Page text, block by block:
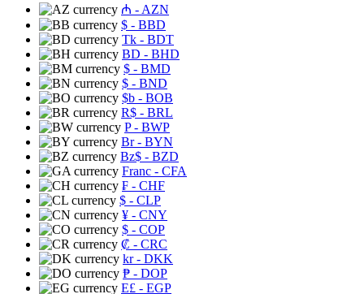
₼ - AZN
$ - BBD
Tk - BDT
BD - BHD
$ - BMD
$ - BND
$b - BOB
R$ - BRL
P- BWP
Br- BYN
Bz$ - BZD
Franc - CFA
₣ - CHF
$ - CLP
¥ - CNY
$ - COP
₡ - CRC
kr- DKK
₱ - DOP
E£ - EGP